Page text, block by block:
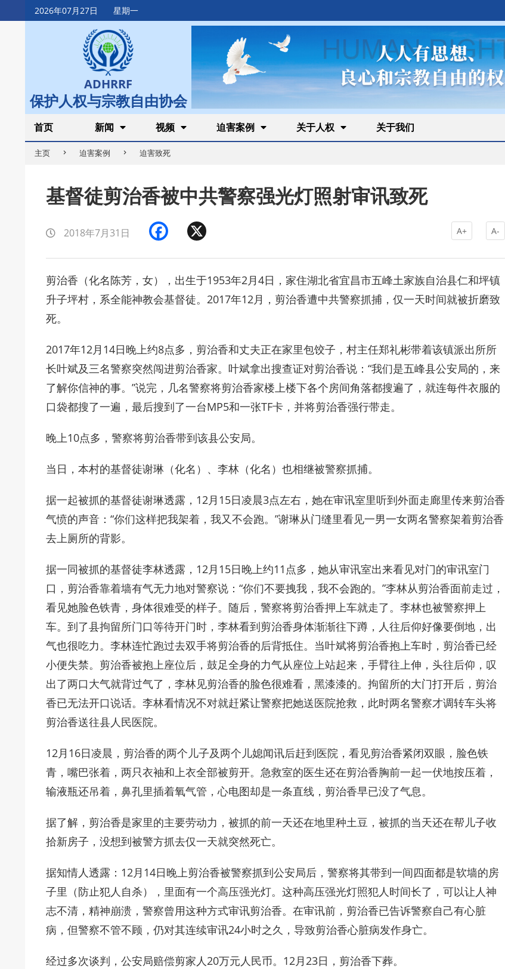
2026年07月27日 星期一
Skip
to
ADHRRF
保护人权与宗教自由协会
Secondary
Navigation
Menu
首页 新闻 视频 迫害案例 关于人权 关于我们
主页 迫害案例 迫害致死
基督徒剪治香被中共警察强光灯照射审讯致死
2018年7月31日 Facebook A+ A-
剪治香（化名陈芳，女），出生于1953年2月4日，家住湖北省宜昌市五峰土家族自治县仁和坪镇
升子坪村，系全能神教会基督徒。2017年12月，剪治香遭中共警察抓捕，仅一天时间就被折磨致
死。
2017年12月14日晚上约8点多，剪治香和丈夫正在家里包饺子，村主任郑礼彬带着该镇派出所所
长叶斌及三名警察突然闯进剪治香家。叶斌拿出搜查证对剪治香说：“我们是五峰县公安局的，来
了解你信神的事。”说完，几名警察将剪治香家楼上楼下各个房间角落都搜遍了，就连每件衣服的
口袋都搜了一遍，最后搜到了一台MP5和一张TF卡，并将剪治香强行带走。
晚上10点多，警察将剪治香带到该县公安局。
当日，本村的基督徒谢琳（化名）、李林（化名）也相继被警察抓捕。
据一起被抓的基督徒谢琳透露，12月15日凌晨3点左右，她在审讯室里听到外面走廊里传来剪治香
气愤的声音：“你们这样把我架着，我又不会跑。”谢琳从门缝里看见一男一女两名警察架着剪治香
去上厕所的背影。
据一同被抓的基督徒李林透露，12月15日晚上约11点多，她从审讯室出来看见对门的审讯室门
口，剪治香靠着墙有气无力地对警察说：“你们不要拽我，我不会跑的。”李林从剪治香面前走过，
看见她脸色铁青，身体很难受的样子。随后，警察将剪治香押上车就走了。李林也被警察押上
车。到了县拘留所门口等待开门时，李林看到剪治香身体渐渐往下蹲，人往后仰好像要倒地，出
气也很吃力。李林连忙跑过去双手将剪治香的后背抵住。当叶斌将剪治香抱上车时，剪治香已经
小便失禁。剪治香被抱上座位后，鼓足全身的力气从座位上站起来，手臂往上伸，头往后仰，叹
出了两口大气就背过气了，李林见剪治香的脸色很难看，黑漆漆的。拘留所的大门打开后，剪治
香已无法开口说话。李林看情况不对就赶紧让警察把她送医院抢救，此时两名警察才调转车头将
剪治香送往县人民医院。
12月16日凌晨，剪治香的两个儿子及两个儿媳闻讯后赶到医院，看见剪治香紧闭双眼，脸色铁
青，嘴巴张着，两只衣袖和上衣全部被剪开。急救室的医生还在剪治香胸前一起一伏地按压着，
输液瓶还吊着，鼻孔里插着氧气管，心电图却是一条直线，剪治香早已没了气息。
据了解，剪治香是家里的主要劳动力，被抓的前一天还在地里种土豆，被抓的当天还在帮儿子收
拾新房子，没想到被警方抓去仅一天就突然死亡。
据知情人透露：12月14日晚上剪治香被警察抓到公安局后，警察将其带到一间四面都是软墙的房
子里（防止犯人自杀），里面有一个高压强光灯。这种高压强光灯照犯人时间长了，可以让人神
志不清，精神崩溃，警察曾用这种方式审讯剪治香。在审讯前，剪治香已告诉警察自己有心脏
病，但警察不管不顾，仍对其连续审讯24小时之久，导致剪治香心脏病发作身亡。
经过多次谈判，公安局赔偿剪家人20万元人民币。12月23日，剪治香下葬。